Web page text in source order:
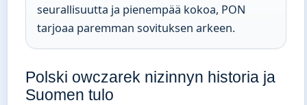
seurallisuutta ja pienempää kokoa, PON
tarjoaa paremman sovituksen arkeen.
Polski owczarek nizinnyn historia ja
Suomen tulo